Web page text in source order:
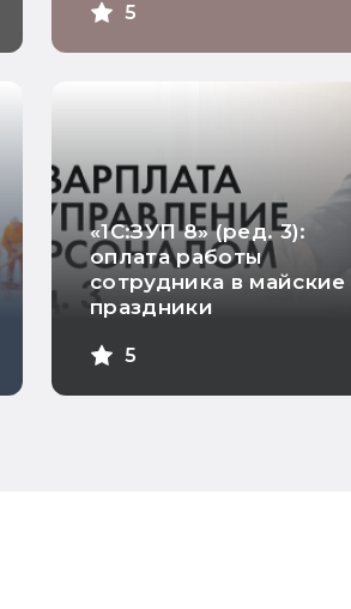
5
«1С:ЗУП 8» (ред. 3):
оплата работы
сотрудника в майские
праздники
5